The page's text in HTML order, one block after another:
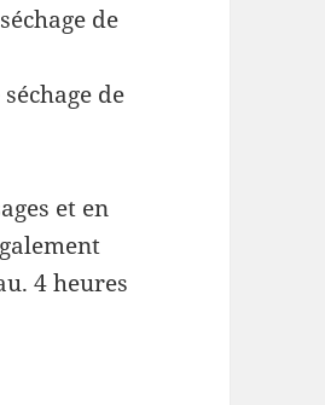
de
de
et en
4 heures